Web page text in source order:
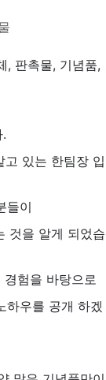
, 판촉물, 기념품,
있는 한팀장 입
들이
것을 알게 되었습
험을 바탕으로
하우를 공개 하겠